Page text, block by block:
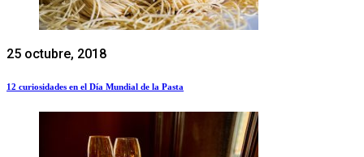
25 octubre, 2018
12 curiosidades en el Día Mundial de la Pasta